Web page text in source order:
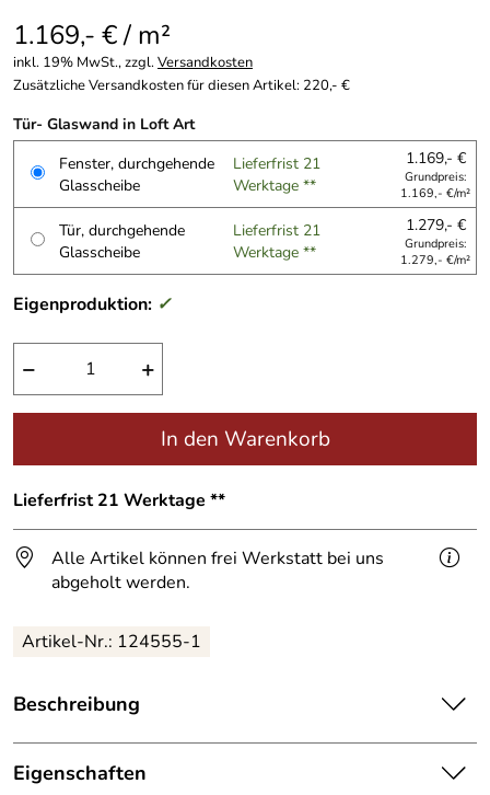
1.169,- € / m²
inkl. 19% MwSt., zzgl.Versandkosten
Zusätzliche Versandkosten für diesen Artikel: 220,- €
Tür- Glaswand in Loft Art
Fenster, durchgehende
Glasscheibe
Lieferfrist 21
Werktage **
1.169,- €
Grundpreis:
1.169,- €/m²
Tür, durchgehende
Glasscheibe
Lieferfrist 21
Werktage **
1.279,- €
Grundpreis:
1.279,- €/m²
Eigenproduktion: ✓
− +
In den Warenkorb
Lieferfrist 21 Werktage **
Alle Artikel können frei Werkstatt bei uns
abgeholt werden.
Artikel-Nr.: 124555-1
Beschreibung
Türim Industrie-Loft-Look im Stil "Die Filigrane",
Ausführung mit 6 Fächer,
Eigenschaften